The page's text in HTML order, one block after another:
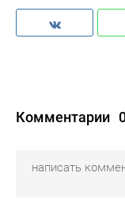
Комментарии